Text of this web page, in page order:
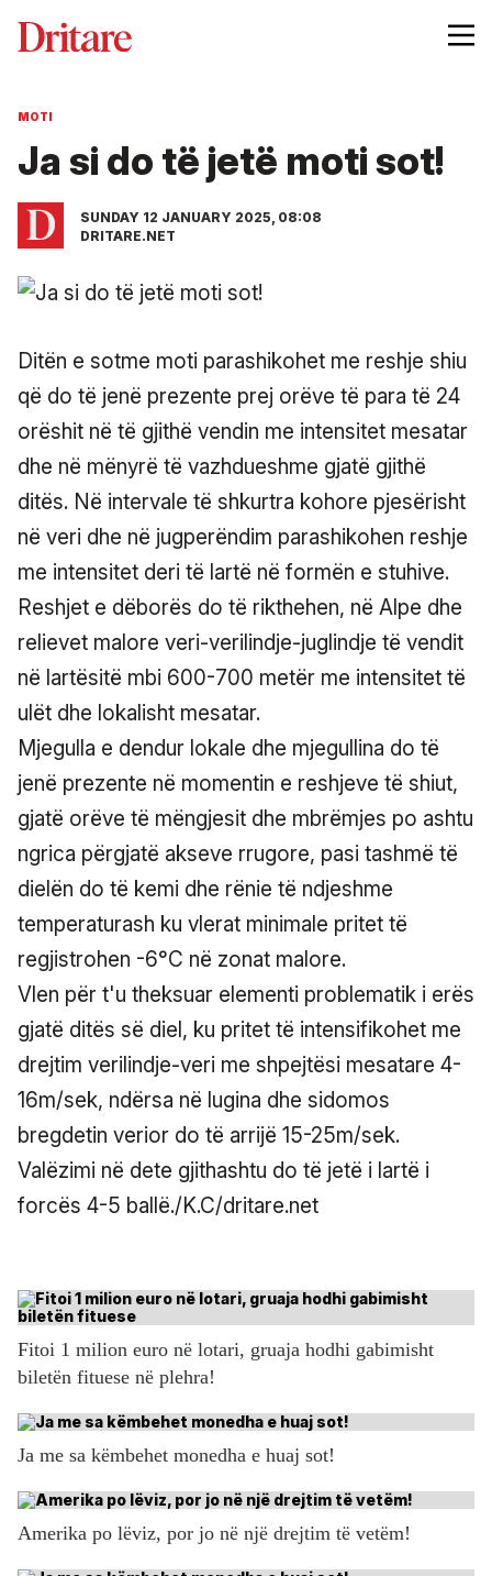
MOTI
Ja si do të jetë moti sot!
SUNDAY 12 JANUARY 2025, 08:08
DRITARE.NET
Ditën e sotme moti parashikohet me reshje shiu
që do të jenë prezente prej orëve të para të 24
orëshit në të gjithë vendin me intensitet mesatar
dhe në mënyrë të vazhdueshme gjatë gjithë
ditës. Në intervale të shkurtra kohore pjesërisht
në veri dhe në jugperëndim parashikohen reshje
me intensitet deri të lartë në formën e stuhive.
Reshjet e dëborës do të rikthehen, në Alpe dhe
relievet malore veri-verilindje-juglindje të vendit
në lartësitë mbi 600-700 metër me intensitet të
ulët dhe lokalisht mesatar.
Mjegulla e dendur lokale dhe mjegullina do të
jenë prezente në momentin e reshjeve të shiut,
gjatë orëve të mëngjesit dhe mbrëmjes po ashtu
ngrica përgjatë akseve rrugore, pasi tashmë të
dielën do të kemi dhe rënie të ndjeshme
temperaturash ku vlerat minimale pritet të
regjistrohen -6°C në zonat malore.
Vlen për t'u theksuar elementi problematik i erës
gjatë ditës së diel, ku pritet të intensifikohet me
drejtim verilindje-veri me shpejtësi mesatare 4-
16m/sek, ndërsa në lugina dhe sidomos
bregdetin verior do të arrijë 15-25m/sek.
Valëzimi në dete gjithashtu do të jetë i lartë i
forcës 4-5 ballë./K.C/dritare.net
Fitoi 1 milion euro në lotari, gruaja hodhi gabimisht
biletën fituese në plehra!
Ja me sa këmbehet monedha e huaj sot!
Amerika po lëviz, por jo në një drejtim të vetëm!